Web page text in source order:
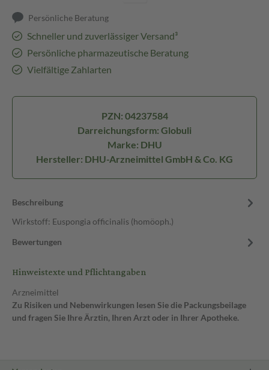
Persönliche Beratung
Schneller und zuverlässiger Versand³
Persönliche pharmazeutische Beratung
Vielfältige Zahlarten
PZN: 04237584
Darreichungsform: Globuli
Marke: DHU
Hersteller: DHU-Arzneimittel GmbH & Co. KG
Beschreibung
Wirkstoff: Euspongia officinalis (homöoph.)
Bewertungen
Hinweistexte und Pflichtangaben
Arzneimittel
Zu Risiken und Nebenwirkungen lesen Sie die Packungsbeilage
und fragen Sie Ihre Ärztin, Ihren Arzt oder in Ihrer Apotheke.